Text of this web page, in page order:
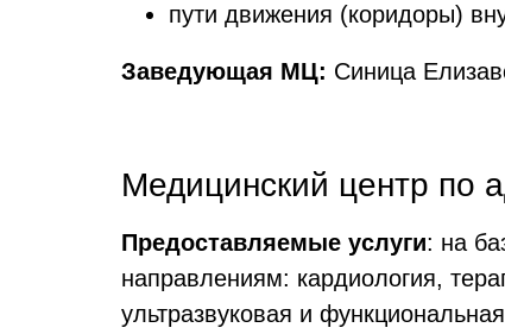
пути движения (коридоры)
Заведующая МЦ: Синица
Медицинский центр по
Предоставляемые услуги: на
направлениям: кардиология,
ультразвуковая и